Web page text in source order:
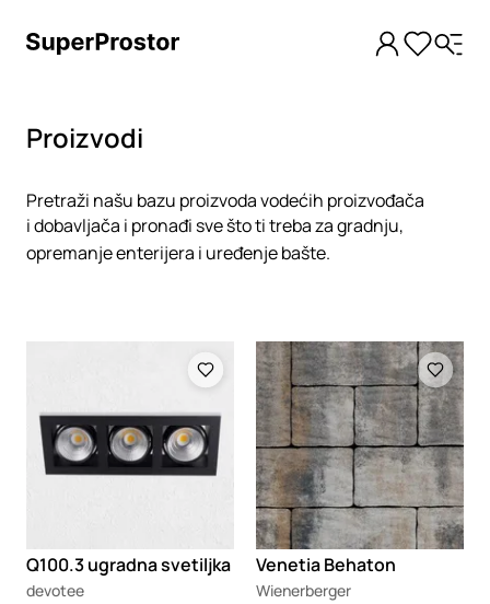
Proizvodi
Pretraži našu bazu proizvoda vodećih proizvođača
i dobavljača i pronađi sve što ti treba za gradnju,
opremanje enterijera i uređenje bašte.
Q100.3 ugradna svetiljka
devotee
Loading
Venetia Behaton
Wienerberger